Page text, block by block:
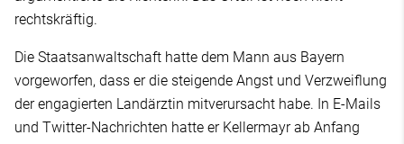
rechtskräftig.
Die Staatsanwaltschaft hatte dem Mann aus Bayern
vorgeworfen, dass er die steigende Angst und Verzweiflung
der engagierten Landärztin mitverursacht habe. In E-Mails
und Twitter-Nachrichten hatte er Kellermayr ab Anfang